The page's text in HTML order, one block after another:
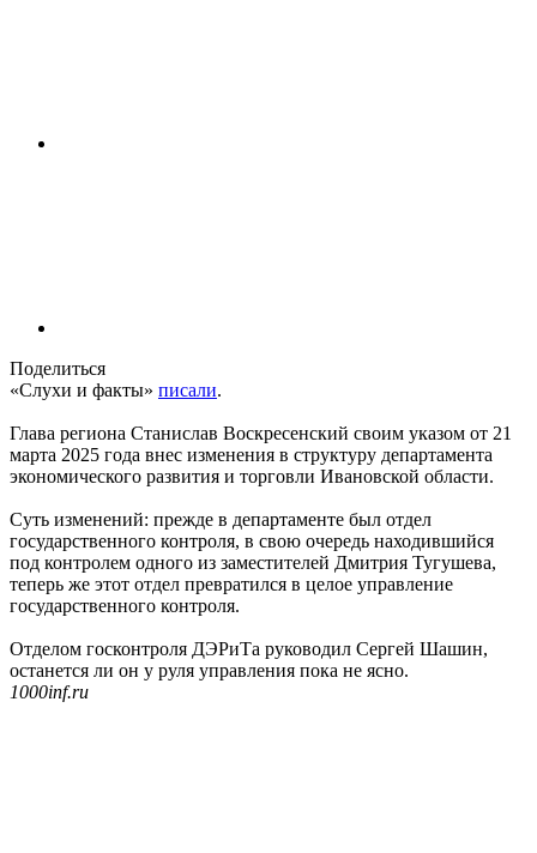
Поделиться
«Слухи и факты» писали.
Глава региона Станислав Воскресенский своим указом от 21
марта 2025 года внес изменения в структуру департамента
экономического развития и торговли Ивановской области.
Суть изменений: прежде в департаменте был отдел
государственного контроля, в свою очередь находившийся
под контролем одного из заместителей Дмитрия Тугушева,
теперь же этот отдел превратился в целое управление
государственного контроля.
Отделом госконтроля ДЭРиТа руководил Сергей Шашин,
останется ли он у руля управления пока не ясно.
1000inf.ru